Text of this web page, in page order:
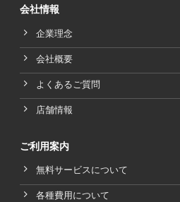
会社情報
企業理念
会社概要
よくあるご質問
店舗情報
ご利用案内
無料サービスについて
各種費用について